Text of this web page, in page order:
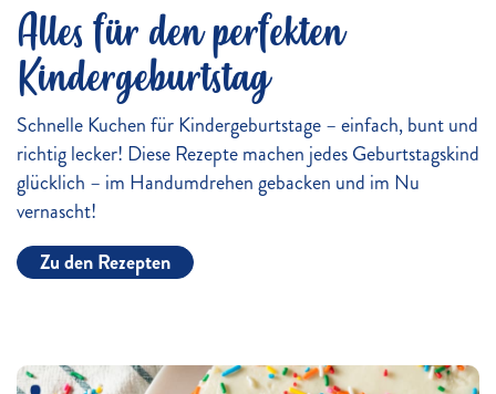
Alles für den perfekten
Kindergeburtstag
Schnelle Kuchen für Kindergeburtstage – einfach, bunt und
richtig lecker! Diese Rezepte machen jedes Geburtstagskind
glücklich – im Handumdrehen gebacken und im Nu
vernascht!
Zu den Rezepten